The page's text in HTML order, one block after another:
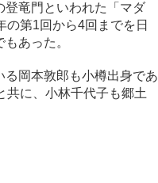
登竜門といわれた「マダ
の第1回から4回までを日
あった。
岡本敦郎も小樽出身であ
共に、小林千代子も郷土